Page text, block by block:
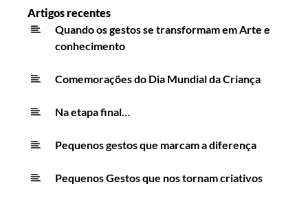
Artigos recentes
Quando os gestos se transformam em Arte e
conhecimento
Comemorações do Dia Mundial da Criança
Na etapa final…
Pequenos gestos que marcam a diferença
Pequenos Gestos que nos tornam criativos